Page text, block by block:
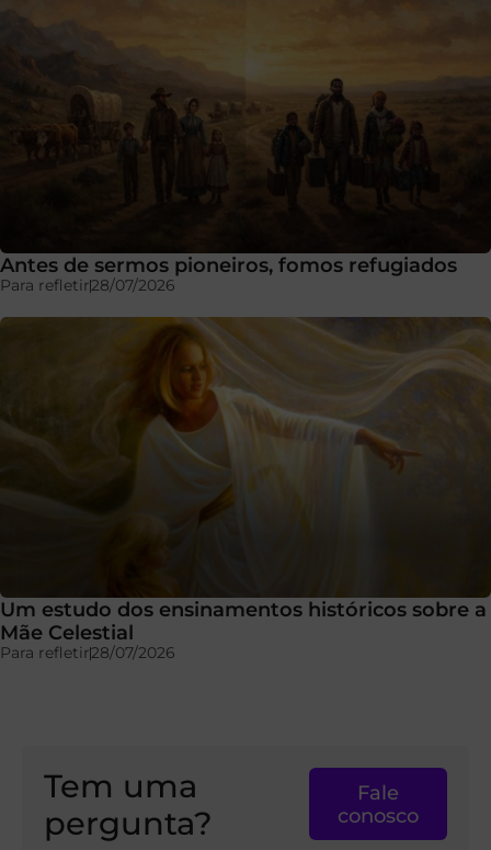
Antes de sermos pioneiros, fomos refugiados
Para refletir28/07/2026
Um estudo dos ensinamentos históricos sobre a
Mãe Celestial
Para refletir28/07/2026
Tem uma
pergunta?
Fale
conosco